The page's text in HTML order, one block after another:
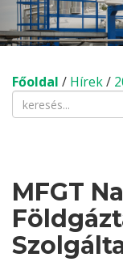
Főoldal / Hírek/
MFGT